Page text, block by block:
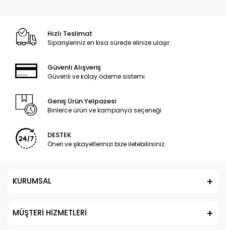
Hızlı Teslimat
Siparişleriniz en kısa sürede elinize ulaşır.
Güvenli Alışveriş
Güvenli ve kolay ödeme sistemi
Geniş Ürün Yelpazesi
Binlerce ürün ve kampanya seçeneği
DESTEK
Öneri ve şikayetlerinizi bize iletebilirsiniz.
KURUMSAL
MÜŞTERİ HİZMETLERİ